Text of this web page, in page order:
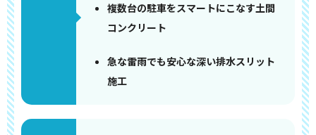
複数台の駐車をスマートにこなす土間
コンクリート
急な雷雨でも安心な深い排水スリット
施工